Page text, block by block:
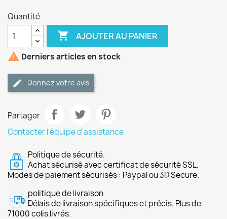
Quantité
 AJOUTER AU PANIER
 Derniers articles en stock
Donnez votre avis
Partager
Contacter l'équipe d'assistance
Politique de sécurité.
Achat sécurisé avec certificat de sécurité SSL.
Modes de paiement sécurisés : Paypal ou 3D Secure.
politique de livraison
Délais de livraison spécifiques et précis. Plus de
71000 colis livrés.